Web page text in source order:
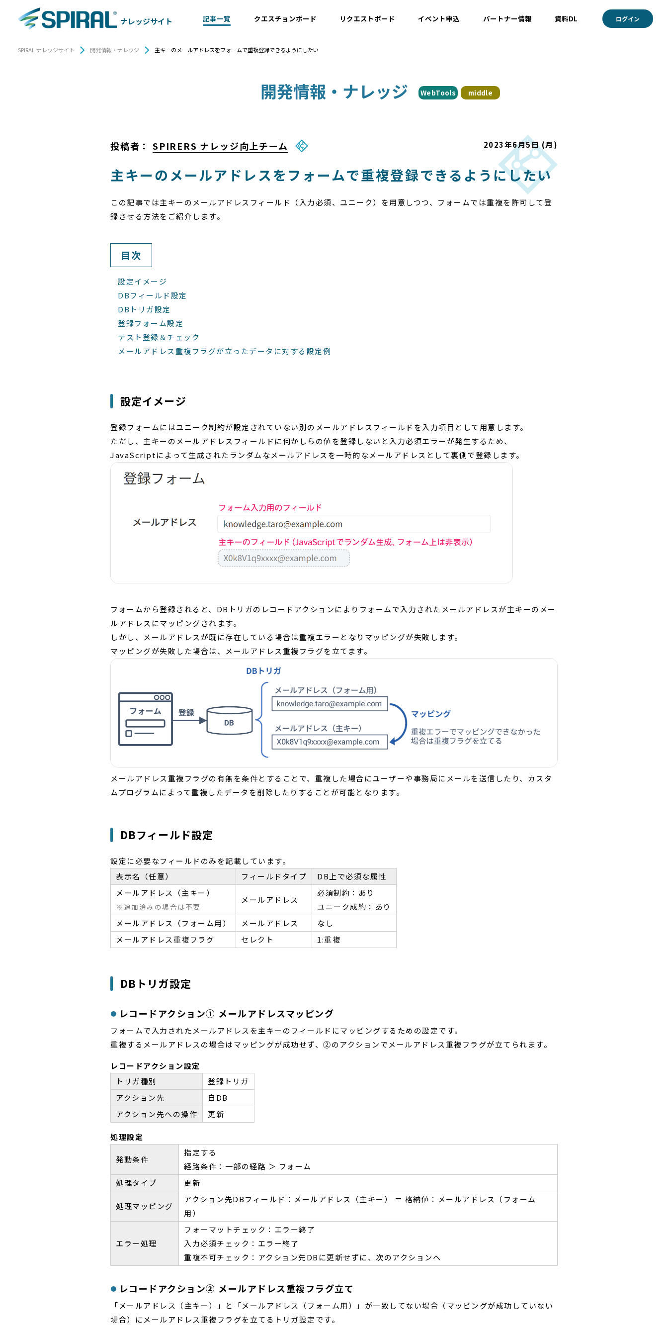
ナレッジサイト 記事一覧
運用情報
開発情報・ナレッジ
クエスチョンボード リクエストボード イベント申込 パートナー情報 資料DL ログイン
SPIRAL ナレッジサイト 開発情報・ナレッジ 主キーのメールアドレスをフォームで重複登録できるようにしたい
開発情報・ナレッジ WebTools middle
投稿者： SPIRERS ナレッジ向上チーム 2023年6月5日 (月)
主キーのメールアドレスをフォームで重複登録できるようにしたい
この記事では主キーのメールアドレスフィールド（入力必須、ユニーク）を用意しつつ、フォームでは重複を許可して登
録させる方法をご紹介します。
目次
設定イメージ
DBフィールド設定
DBトリガ設定
登録フォーム設定
テスト登録＆チェック
メールアドレス重複フラグが立ったデータに対する設定例
設定イメージ
登録フォームにはユニーク制約が設定されていない別のメールアドレスフィールドを入力項目として用意します。
ただし、主キーのメールアドレスフィールドに何かしらの値を登録しないと入力必須エラーが発生するため、
JavaScriptによって生成されたランダムなメールアドレスを一時的なメールアドレスとして裏側で登録します。
フォームから登録されると、DBトリガのレコードアクションによりフォームで入力されたメールアドレスが主キーのメー
ルアドレスにマッピングされます。
しかし、メールアドレスが既に存在している場合は重複エラーとなりマッピングが失敗します。
マッピングが失敗した場合は、メールアドレス重複フラグを立てます。
メールアドレス重複フラグの有無を条件とすることで、重複した場合にユーザーや事務局にメールを送信したり、カスタ
ムプログラムによって重複したデータを削除したりすることが可能となります。
DBフィールド設定
設定に必要なフィールドのみを記載しています。
表示名（任意）
フィールドタイプ
DB上で必須な属性
メールアドレス（主キー）
※追加済みの場合は不要
メールアドレス
必須制約：あり
ユニーク成約：あり
メールアドレス（フォーム用）
メールアドレス
なし
メールアドレス重複フラグ
セレクト 1:重複
DBトリガ設定
レコードアクション① メールアドレスマッピング
フォームで入力されたメールアドレスを主キーのフィールドにマッピングするための設定です。
重複するメールアドレスの場合はマッピングが成功せず、②のアクションでメールアドレス重複フラグが立てられます。
レコードアクション設定
トリガ種別
登録トリガ
アクション先
自DB
アクション先への操作
更新
処理設定
発動条件
指定する
経路条件：一部の経路 ＞ フォーム
処理タイプ
更新
処理マッピング
アクション先DBフィールド：メールアドレス（主キー） ＝ 格納値：メールアドレス（フォーム
用）
エラー処理
フォーマットチェック：エラー終了
入力必須チェック：エラー終了
重複不可チェック：アクション先DBに更新せずに、次のアクションへ
レコードアクション② メールアドレス重複フラグ立て
「メールアドレス（主キー）」と「メールアドレス（フォーム用）」が一致してない場合（マッピングが成功していない
場合）にメールアドレス重複フラグを立てるトリガ設定です。